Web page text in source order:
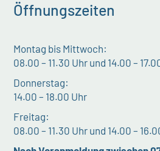
Öffnungszeiten
Montag bis Mittwoch:
08.00 – 11.30 Uhr und 14.00 –
Donnerstag:
14.00 – 18.00 Uhr
Freitag:
08.00 – 11.30 Uhr und 14.00 –